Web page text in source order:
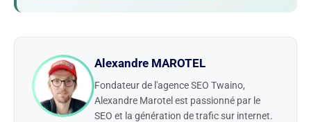
Alexandre MAROTEL
Fondateur de l'agence SEO Twaino,
Alexandre Marotel est passionné par le
SEO et la génération de trafic sur internet.